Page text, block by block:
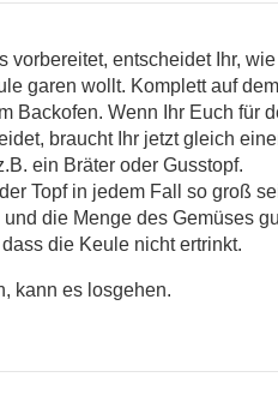
vorbereitet, entscheidet Ihr,
garen wollt. Komplett auf dem
Backofen. Wenn Ihr Euch für
braucht Ihr jetzt gleich
ein Bräter oder Gusstopf.
Topf in jedem Fall so groß
die Menge des Gemüses
die Keule nicht ertrinkt.
kann es losgehen.